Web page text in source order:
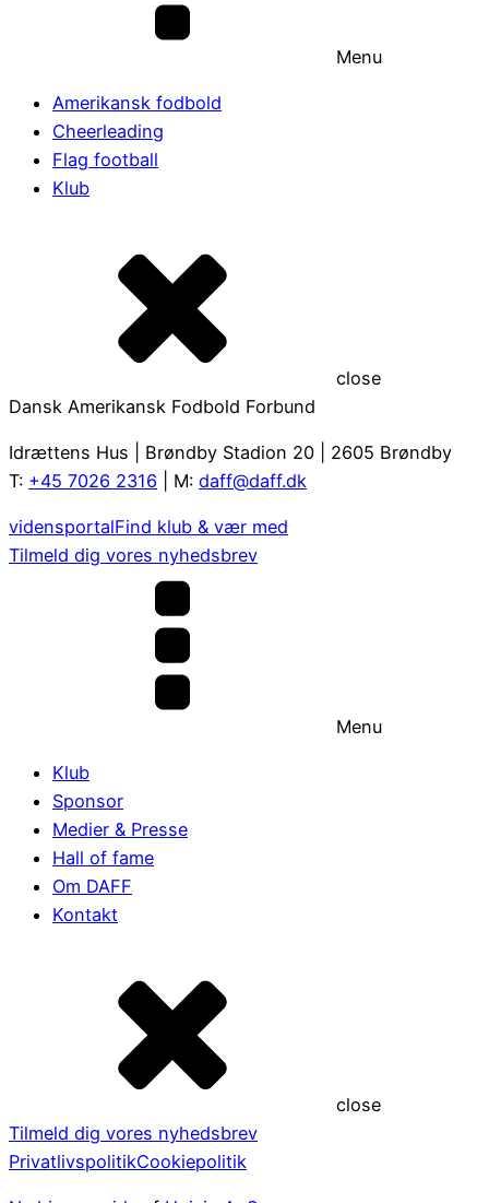
Menu
Amerikansk fodbold
Cheerleading
Flag football
Klub
close
Dansk Amerikansk Fodbold Forbund
Idrættens Hus | Brøndby Stadion 20 | 2605 Brøndby
T: +45 7026 2316 | M: daff@daff.dk
vidensportalFind klub & vær med
Tilmeld dig vores nyhedsbrev
Menu
Klub
Sponsor
Medier & Presse
Hall of fame
Om DAFF
Kontakt
close
Tilmeld dig vores nyhedsbrev
PrivatlivspolitikCookiepolitik